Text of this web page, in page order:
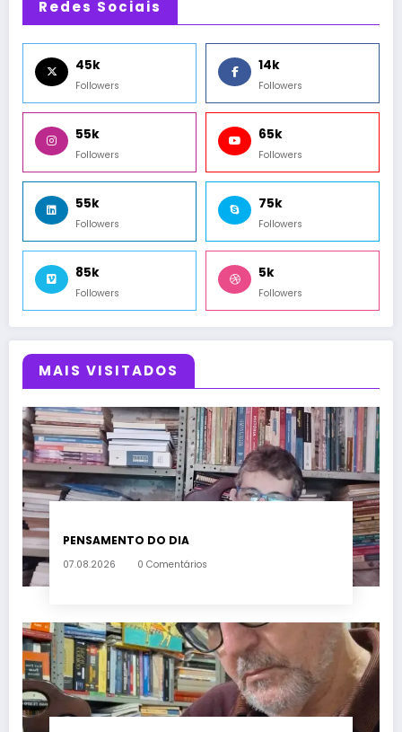
Redes Sociais
45k
Followers
14k
Followers
55k
Followers
65k
Followers
55k
Followers
75k
Followers
85k
Followers
5k
Followers
MAIS VISITADOS
PENSAMENTO DO DIA
07.08.2026 0 Comentários